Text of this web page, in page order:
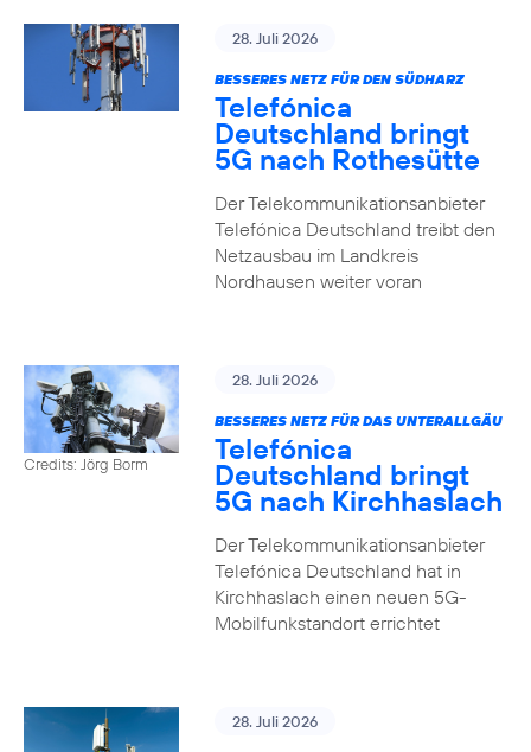
28. Juli 2026
BESSERES NETZ FÜR DEN SÜDHARZ
Telefónica
Deutschland bringt
5G nach Rothesütte
Der Telekommunikationsanbieter
Telefónica Deutschland treibt den
Netzausbau im Landkreis
Nordhausen weiter voran
Credits: Jörg Borm
28. Juli 2026
BESSERES NETZ FÜR DAS UNTERALLGÄU
Telefónica
Deutschland bringt
5G nach Kirchhaslach
Der Telekommunikationsanbieter
Telefónica Deutschland hat in
Kirchhaslach einen neuen 5G-
Mobilfunkstandort errichtet
28. Juli 2026